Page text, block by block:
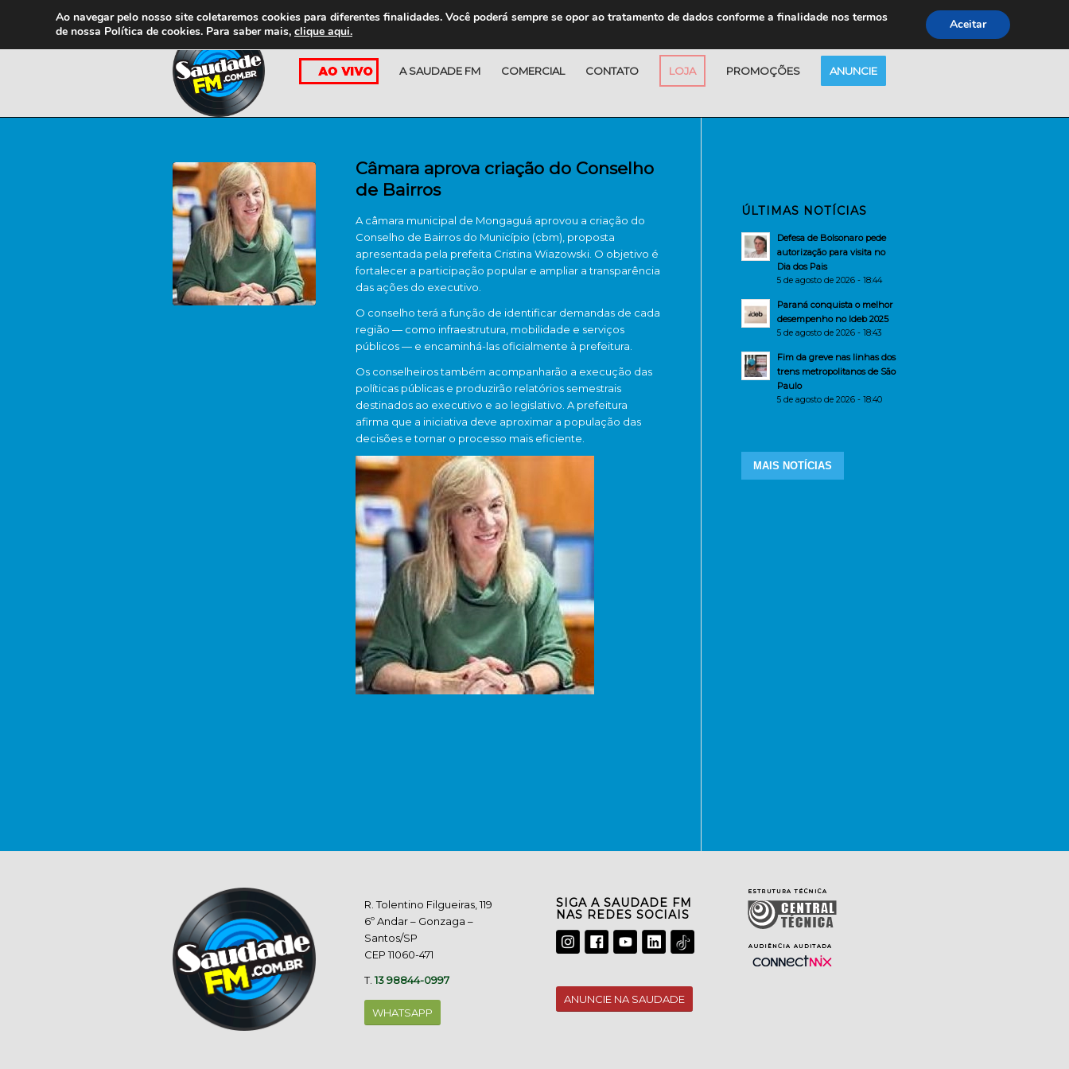
A SAUDADE FM COMERCIAL CONTATO LOJA PROMOÇÕES ANUNCIE
Câmara aprova criação do Conselho
de Bairros
A câmara municipal de Mongaguá aprovou a criação do
Conselho de Bairros do Município (cbm), proposta
apresentada pela prefeita Cristina Wiazowski. O objetivo é
fortalecer a participação popular e ampliar a transparência
das ações do executivo.
O conselho terá a função de identificar demandas de cada
região — como infraestrutura, mobilidade e serviços
públicos — e encaminhá-las oficialmente à prefeitura.
Os conselheiros também acompanharão a execução das
políticas públicas e produzirão relatórios semestrais
destinados ao executivo e ao legislativo. A prefeitura
afirma que a iniciativa deve aproximar a população das
decisões e tornar o processo mais eficiente.
ÚLTIMAS NOTÍCIAS
Defesa de Bolsonaro pede
autorização para visita no
Dia dos Pais
5 de agosto de 2026 - 18:44
Paraná conquista o melhor
desempenho no Ideb 2025
5 de agosto de 2026 - 18:43
Fim da greve nas linhas dos
trens metropolitanos de São
Paulo
5 de agosto de 2026 - 18:40
MAIS NOTÍCIAS
R. Tolentino Filgueiras, 119
6º Andar – Gonzaga –
Santos/SP
CEP 11060-471
T.13 98844-0997
WHATSAPP
SIGA A SAUDADE FM
NAS REDES SOCIAIS
ANUNCIE NA SAUDADE
Ao navegar pelo nosso site coletaremos cookies para diferentes finalidades. Você poderá sempre se opor ao tratamento de dados conforme a finalidade nos termos
de nossa Política de cookies. Para saber mais, clique aqui. Aceitar